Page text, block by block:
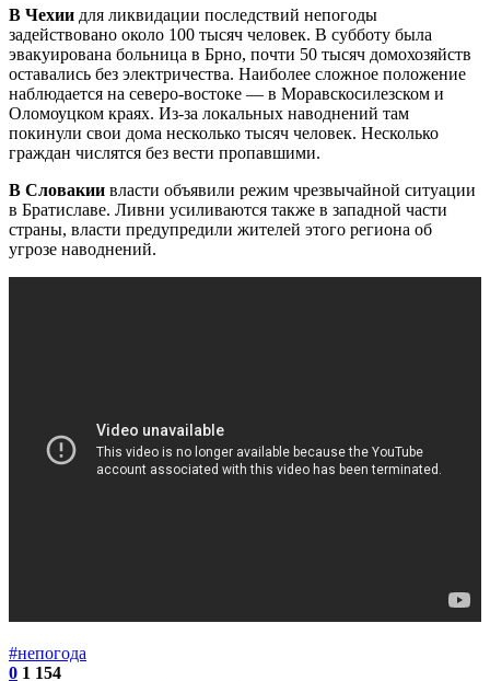
В Чехии для ликвидации последствий непогоды
задействовано около 100 тысяч человек. В субботу была
эвакуирована больница в Брно, почти 50 тысяч домохозяйств
оставались без электричества. Наиболее сложное положение
наблюдается на северо-востоке — в Моравскосилезском и
Оломоуцком краях. Из-за локальных наводнений там
покинули свои дома несколько тысяч человек. Несколько
граждан числятся без вести пропавшими.
В Словакии власти объявили режим чрезвычайной ситуации
в Братиславе. Ливни усиливаются также в западной части
страны, власти предупредили жителей этого региона об
угрозе наводнений.
#непогода
0 1 154